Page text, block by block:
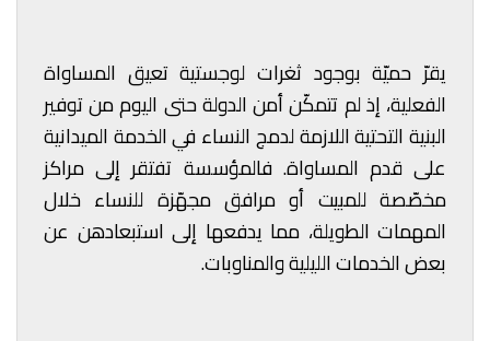
يقرّ حميّة بوجود ثغرات لوجستية تعيق المساواة
الفعلية، إذ لم تتمكّن أمن الدولة حتى اليوم من توفير
البنية التحتية اللازمة لدمج النساء في الخدمة الميدانية
على قدم المساواة. فالمؤسسة تفتقر إلى مراكز
مخصّصة للمبيت أو مرافق مجهّزة للنساء خلال
المهمات الطويلة، مما يدفعها إلى استبعادهن عن
بعض الخدمات الليلية والمناوبات.